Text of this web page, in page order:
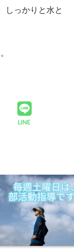
しっかりと水と
LINE